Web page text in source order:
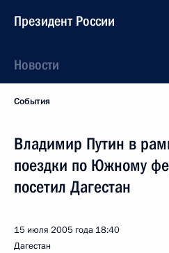
Президент России
Новости
События
Владимир Путин в
поездки по Южному
посетил Дагестан
15 июля 2005 года 18:40
Дагестан